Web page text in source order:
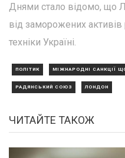
Днями стало відомо, що
від заморожених
техніки Україні.
ПОЛІТИК МІЖНАРОДНІ САНКЦІЇ
РАДЯНСЬКИЙ СОЮЗ ЛОНДОН
ЧИТАЙТЕ ТАКОЖ